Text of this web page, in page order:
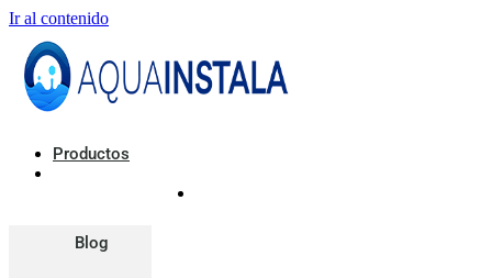
Ir al contenido
Productos
Blog